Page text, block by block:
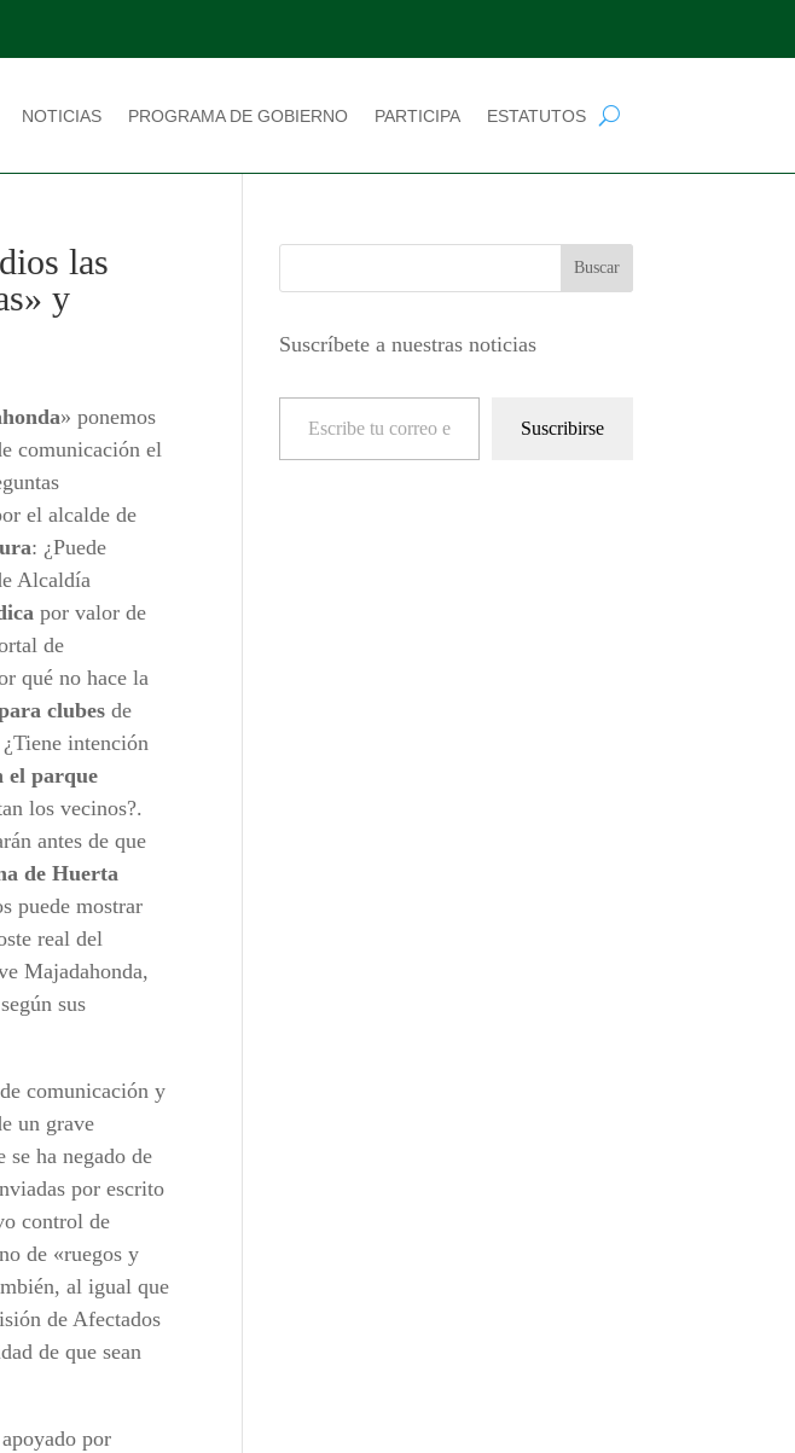
NOTICIAS PROGRAMA DE GOBIERNO PARTICIPA ESTATUTOS
las
y
» ponemos
comunicación el
el alcalde de
: ¿Puede
Alcaldía
por valor de
de
qué no hace la
clubes de
intención
el parque
los vecinos?.
antes de que
de Huerta
puede mostrar
real del
Majadahonda,
sus
comunicación y
un grave
se ha negado de
por escrito
control de
de «ruegos y
al igual que
de Afectados
de que sean
por
Suscríbete a nuestras noticias
Escribe tu correo electrónico…
Suscribirse